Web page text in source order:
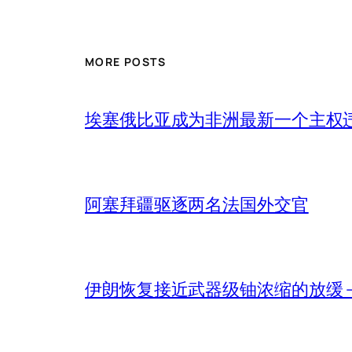
MORE POSTS
埃塞俄比亚成为非洲最新一个主权
阿塞拜疆驱逐两名法国外交官
伊朗恢复接近武器级铀浓缩的放缓